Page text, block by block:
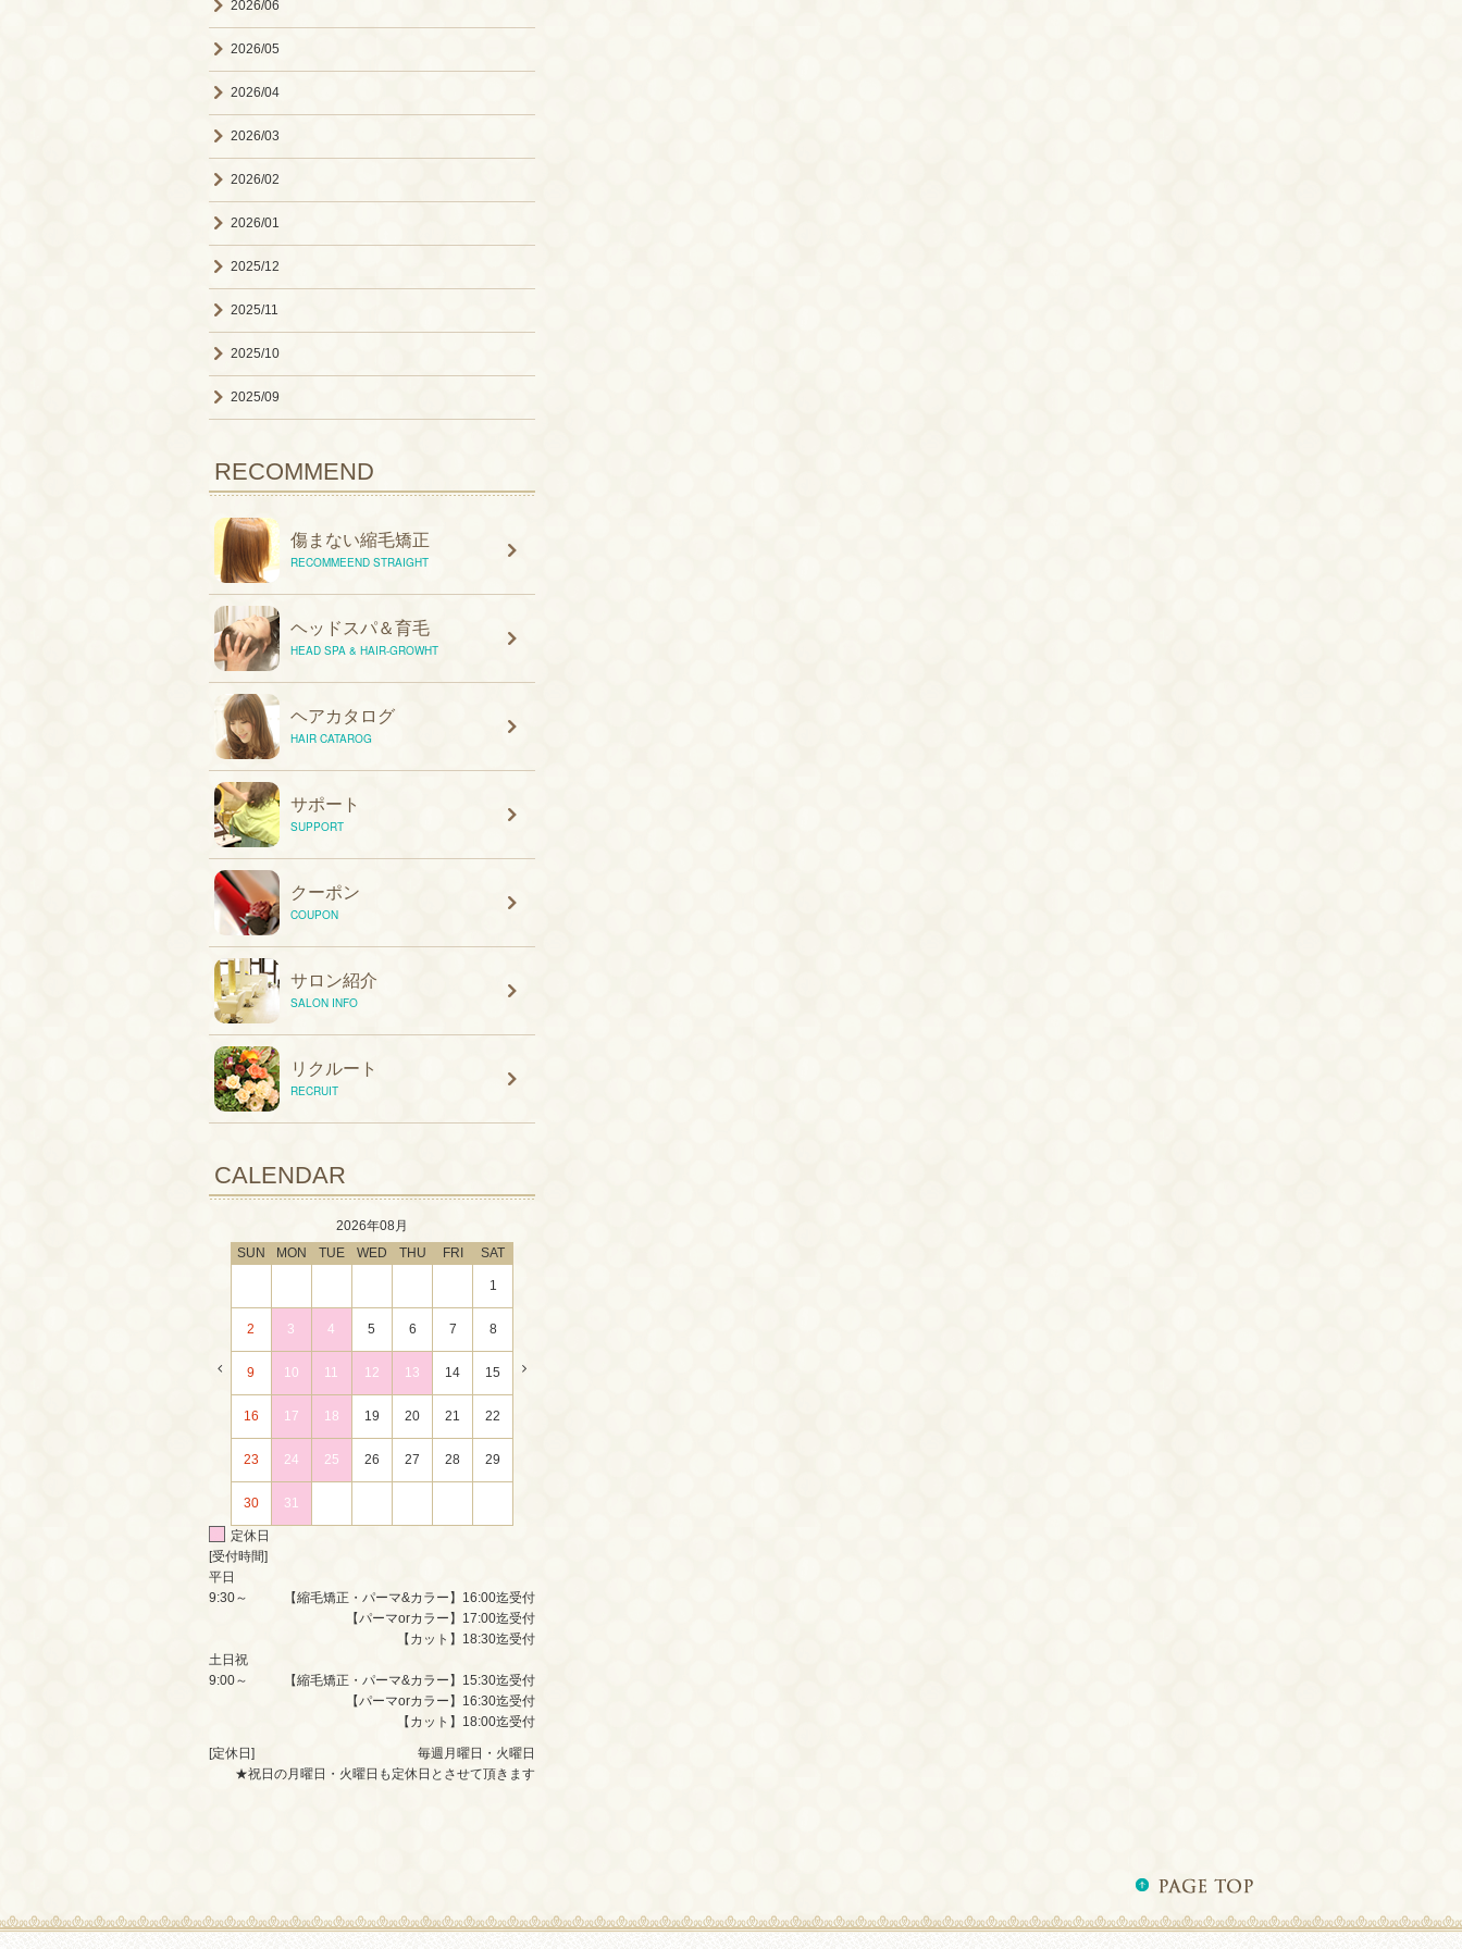
2026/06
2026/05
2026/04
2026/03
2026/02
2026/01
2025/12
2025/11
2025/10
2025/09
RECOMMEND
傷まない縮毛矯正
RECOMMEEND STRAIGHT
ヘッドスパ＆育毛
HEAD SPA & HAIR-GROWHT
ヘアカタログ
HAIR CATAROG
サポート
SUPPORT
クーポン
COUPON
サロン紹介
SALON INFO
リクルート
RECRUIT
CALENDAR
2026年08月
SUN
MON TUE WED THU FRI SAT
1
2 3 4 5 6 7 8
9 10 11 12 13 14 15
16 17 18 19 20 21 22
23 24 25 26 27 28 29
30 31
定休日
[受付時間]
平日
9:30～
【縮毛矯正・パーマ&カラー】16:00迄受付
【パーマorカラー】17:00迄受付
【カット】18:30迄受付
土日祝
9:00～
【縮毛矯正・パーマ&カラー】15:30迄受付
【パーマorカラー】16:30迄受付
【カット】18:00迄受付
[定休日]
毎週月曜日・火曜日
★祝日の月曜日・火曜日も定休日とさせて頂きます